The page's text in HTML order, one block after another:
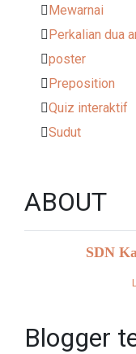
Mewarnai
Perkalian dua
poster
Preposition
Quiz interaktif
Sudut
ABOUT
SDN
Blogger